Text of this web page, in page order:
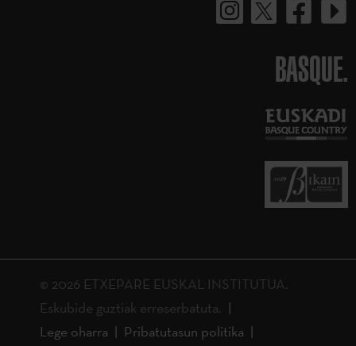
BASQUE.
© 2026 ETXEPARE EUSKAL INSTITUTUA.
Eskubide guztiak erreserbatuta.
Lege oharra
Pribatutasun politika